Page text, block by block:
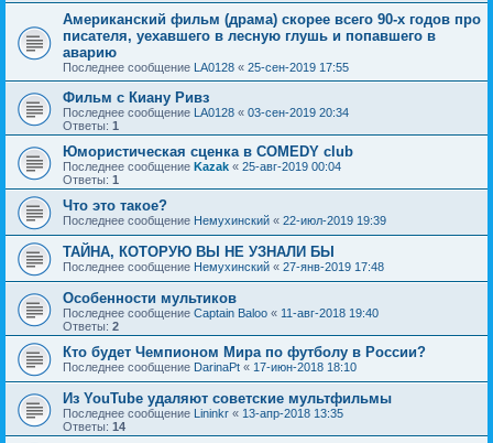
Американский фильм (драма) скорее всего 90-х годов про
писателя, уехавшего в лесную глушь и попавшего в
аварию
Последнее сообщение LA0128 « 25-сен-2019 17:55
Фильм с Киану Ривз
Последнее сообщение LA0128 « 03-сен-2019 20:34
Ответы: 1
Юмористическая сценка в COMEDY club
Последнее сообщение Kazak « 25-авг-2019 00:04
Ответы: 1
Что это такое?
Последнее сообщение Немухинский « 22-июл-2019 19:39
ТАЙНА, КОТОРУЮ ВЫ НЕ УЗНАЛИ БЫ
Последнее сообщение Немухинский « 27-янв-2019 17:48
Особенности мультиков
Последнее сообщение Captain Baloo « 11-авг-2018 19:40
Ответы: 2
Кто будет Чемпионом Мира по футболу в России?
Последнее сообщение DarinaPt « 17-июн-2018 18:10
Из YouTube удаляют советские мультфильмы
Последнее сообщение Lininkr « 13-апр-2018 13:35
Ответы: 14